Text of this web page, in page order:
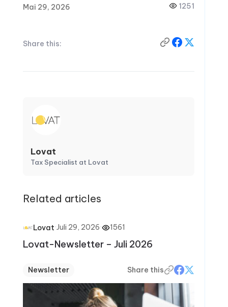
Mai 29, 2026 1251
Share this:
Lovat
Tax Specialist at Lovat
Related articles
Lovat·Juli 29, 2026· 1561
Lovat-Newsletter – Juli 2026
Newsletter Share this